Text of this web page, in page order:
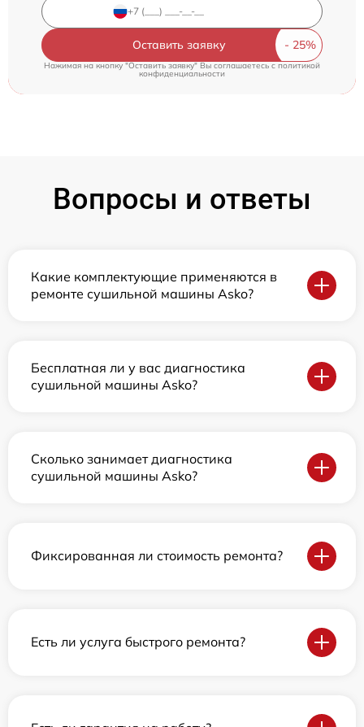
Оставить заявку
Нажимая на кнопку "Оставить заявку" Вы соглашаетесь cполитикой
конфиденциальности
Вопросы и ответы
Какие комплектующие применяются в
ремонте сушильной машины Asko?
Бесплатная ли у вас диагностика
сушильной машины Asko?
Сколько занимает диагностика
сушильной машины Asko?
Фиксированная ли стоимость ремонта?
Есть ли услуга быстрого ремонта?